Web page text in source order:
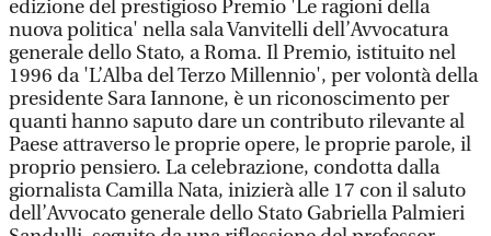
edizione del prestigioso Premio 'Le ragioni della
nuova politica' nella sala Vanvitelli dell’Avvocatura
generale dello Stato, a Roma. Il Premio, istituito nel
1996 da 'L’Alba del Terzo Millennio', per volontà della
presidente Sara Iannone, è un riconoscimento per
quanti hanno saputo dare un contributo rilevante al
Paese attraverso le proprie opere, le proprie parole, il
proprio pensiero. La celebrazione, condotta dalla
giornalista Camilla Nata, inizierà alle 17 con il saluto
dell’Avvocato generale dello Stato Gabriella Palmieri